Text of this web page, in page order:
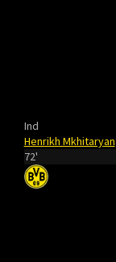
Ind
Henrikh Mkhitaryan
72'